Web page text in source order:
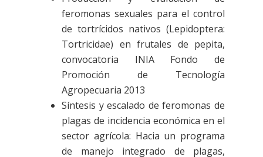
feromonas sexuales para el control
de tortrícidos nativos (Lepidoptera:
Tortricidae) en frutales de pepita,
convocatoria INIA Fondo de
Promoción de Tecnología
Agropecuaria 2013
Síntesis y escalado de feromonas de
plagas de incidencia económica en el
sector agrícola: Hacia un programa
de manejo integrado de plagas,